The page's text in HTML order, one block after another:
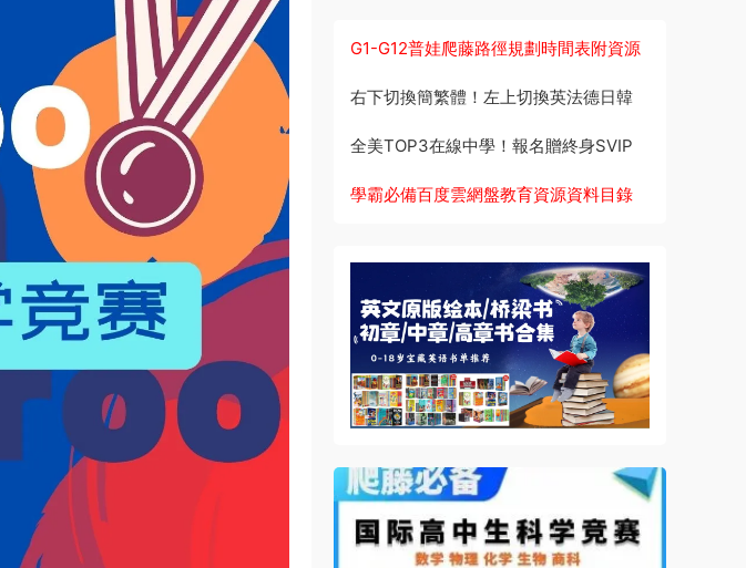
G1-G12普娃爬藤路徑規劃時間表附資源
右下切換簡繁體！左上切換英法德日韓
全美TOP3在線中學！報名贈終身SVIP
學霸必備百度雲網盤教育資源資料目錄